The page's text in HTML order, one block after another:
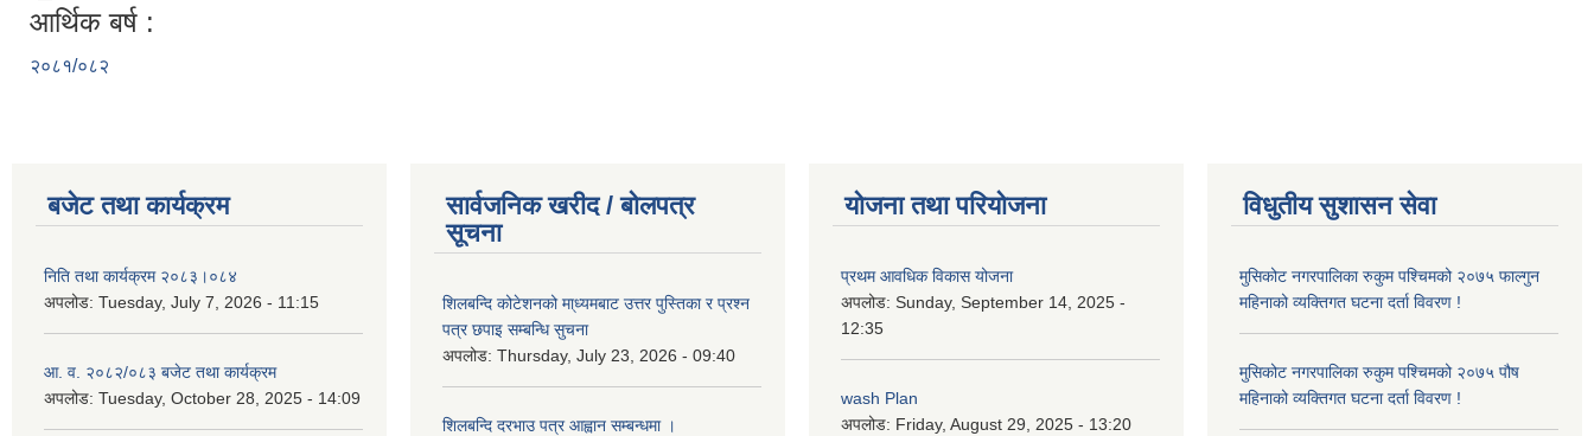
आर्थिक बर्ष :
२०८१/०८२
बजेट तथा कार्यक्रम
निति तथा कार्यक्रम २०८३।०८४
अपलोड: Tuesday, July 7, 2026 - 11:15
आ. व. २०८२/०८३ बजेट तथा कार्यक्रम
अपलोड: Tuesday, October 28, 2025 - 14:09
सार्वजनिक खरीद / बोलपत्र
सूचना
शिलबन्दि कोटेशनको मा्ध्यमबाट उत्तर पुस्तिका र प्रश्न
पत्र छपाइ सम्बन्धि सुचना
अपलोड: Thursday, July 23, 2026 - 09:40
शिलबन्दि दरभाउ पत्र आह्वान सम्बन्धमा ।
योजना तथा परियोजना
प्रथम आवधिक विकास योजना
अपलोड: Sunday, September 14, 2025 -
12:35
wash Plan
अपलोड: Friday, August 29, 2025 - 13:20
विधुतीय सुशासन सेवा
मुसिकोट नगरपालिका रुकुम पश्चिमको २०७५ फाल्गुन
महिनाको व्यक्तिगत घटना दर्ता विवरण !
मुसिकोट नगरपालिका रुकुम पश्चिमको २०७५ पौष
महिनाको व्यक्तिगत घटना दर्ता विवरण !